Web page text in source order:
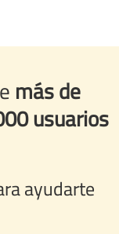
más de
usuarios
ayudarte